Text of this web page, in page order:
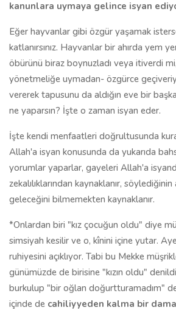
kanunlara uymaya gelince isyan
Eğer hayvanlar gibi özgür yaşamak
katlanırsınız. Hayvanlar bir ahırda yem
öbürünü biraz boynuzladı veya itiverdi
yönetmeliğe uymadan- özgürce
vererek tapusunu da aldığın eve bir
ne yaparsın? İşte o zaman isyan eder.
İşte kendi menfaatleri doğrultusunda
Allah'a isyan konusunda da yukarıda
yorumlar yaparlar, gayeleri Allah'a
zekalılıklarından kaynaklanır,
geleceğini bilmemekten kaynaklanır.
*Onlardan biri "kız çocuğun oldu" diye
simsiyah kesilir ve o, kînini içine yutar.
ruhiyesini açıklıyor. Tabi bu Mekke
günümüzde de birisine "kızın oldu"
burkulup "bir oğlan doğurtturamadım"
içinde de cahiliyyeden kalma bir